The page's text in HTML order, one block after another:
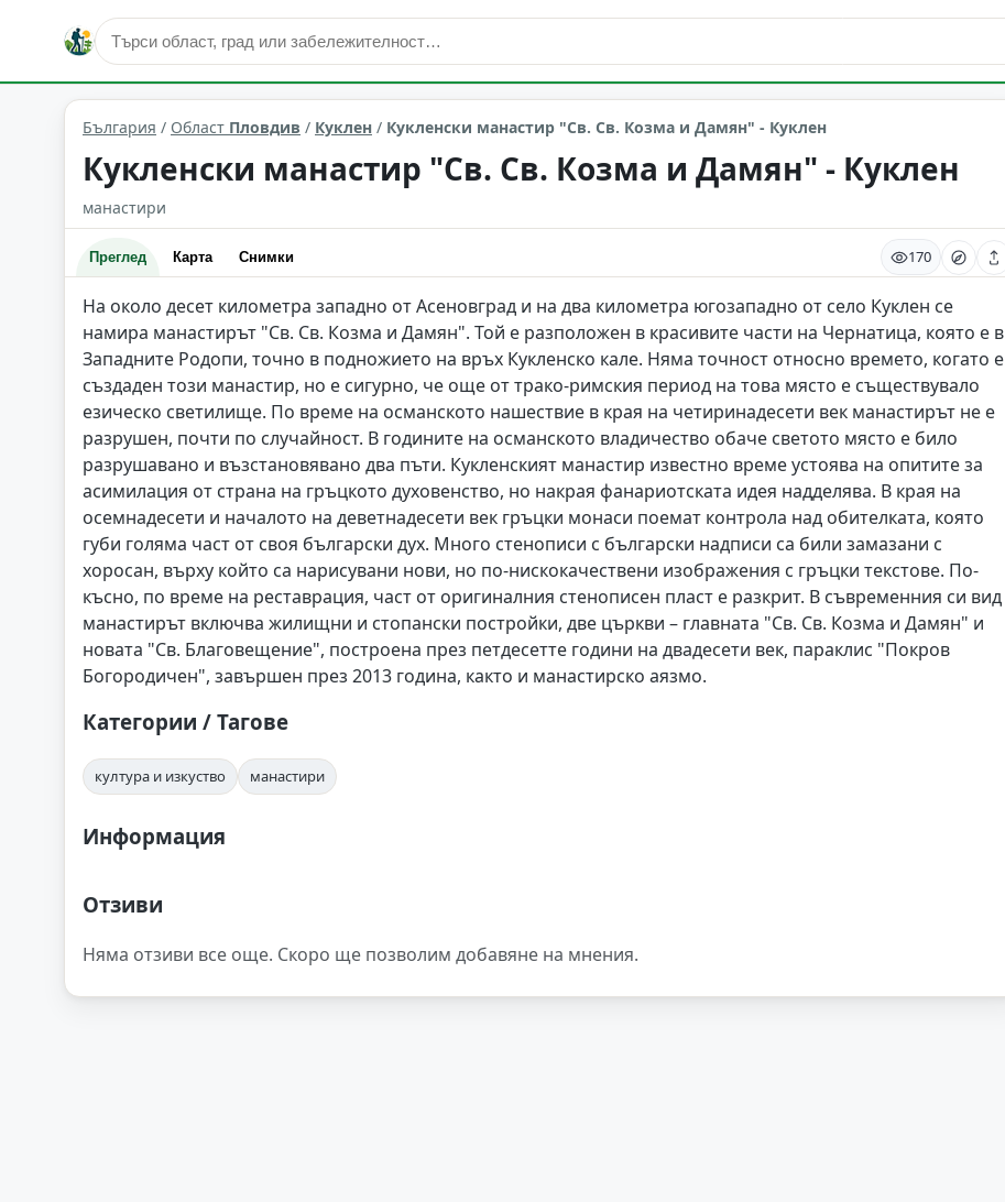
култура и изкуство Куклен Област: Пловдив
България / Област Пловдив / Куклен / Кукленски манастир "Св. Св. Козма и Дамян" - Куклен
Кукленски манастир "Св. Св. Козма и Дамян" - Куклен
манастири
Преглед Карта Снимки 170
На около десет километра западно от Асеновград и на два километра югозападно от село Куклен се
намира манастирът "Св. Св. Козма и Дамян". Той е разположен в красивите части на Чернатица, която е в
Западните Родопи, точно в подножието на връх Кукленско кале. Няма точност относно времето, когато е
създаден този манастир, но е сигурно, че още от трако-римския период на това място е съществувало
езическо светилище. По време на османското нашествие в края на четиринадесети век манастирът не е
разрушен, почти по случайност. В годините на османското владичество обаче светото място е било
разрушавано и възстановявано два пъти. Кукленският манастир известно време устоява на опитите за
асимилация от страна на гръцкото духовенство, но накрая фанариотската идея надделява. В края на
осемнадесети и началото на деветнадесети век гръцки монаси поемат контрола над обителката, която
губи голяма част от своя български дух. Много стенописи с български надписи са били замазани с
хоросан, върху който са нарисувани нови, но по-нискокачествени изображения с гръцки текстове. По-
късно, по време на реставрация, част от оригиналния стенописен пласт е разкрит. В съвременния си вид
манастирът включва жилищни и стопански постройки, две църкви – главната "Св. Св. Козма и Дамян" и
новата "Св. Благовещение", построена през петдесетте години на двадесети век, параклис "Покров
Богородичен", завършен през 2013 година, както и манастирско аязмо.
Категории / Тагове
култура и изкуство манастири
Информация
Отзиви
Няма отзиви все още. Скоро ще позволим добавяне на мнения.